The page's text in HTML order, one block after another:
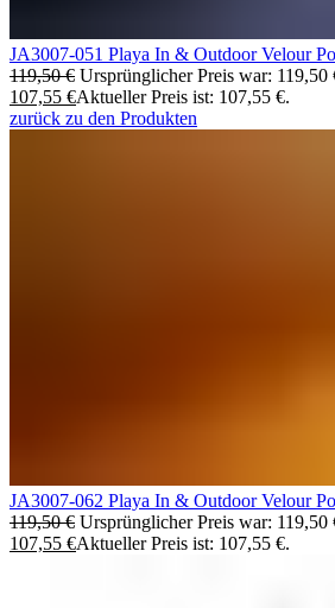
JA3007-051 Playa In & Outdoor Velour
119,50€ Ursprünglicher Preis war: 119,50
107,55 €Aktueller Preis ist: 107,55 €.
zurück zu den Produkten
JA3007-062 Playa In & Outdoor Velour
119,50€ Ursprünglicher Preis war: 119,50
107,55 €Aktueller Preis ist: 107,55 €.